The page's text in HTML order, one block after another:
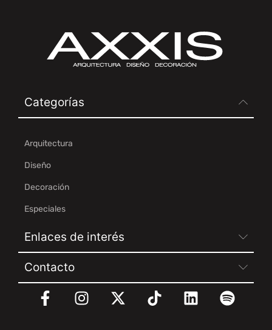
Categorías
Arquitectura
Diseño
Decoración
Especiales
Enlaces de interés
Contacto